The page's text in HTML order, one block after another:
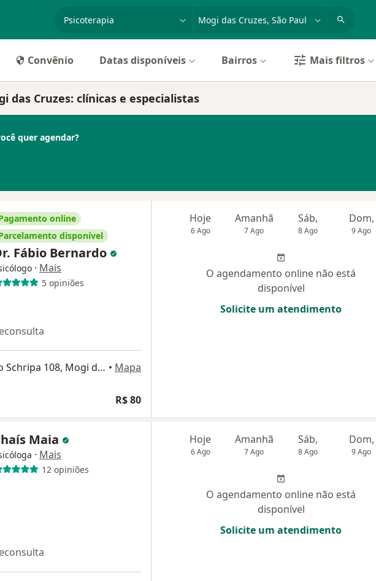
Convênio Datas disponíveis Bairros Mais filtros
das Cruzes: clínicas e especialistas
quer agendar?
online
disponível
Fábio Bernardo
· Mais
5 opiniões
Rua Tenente Bruno Schripa 108, Mogi das Cruzes • Mapa
R$ 80
Hoje
6 Ago
Amanhã
7 Ago
Sáb,
8 Ago
Dom,
9 Ago
O agendamento online não está
disponível
Solicite um atendimento
Maia
· Mais
12 opiniões
Hoje
6 Ago
Amanhã
7 Ago
Sáb,
8 Ago
Dom,
9 Ago
O agendamento online não está
disponível
Solicite um atendimento